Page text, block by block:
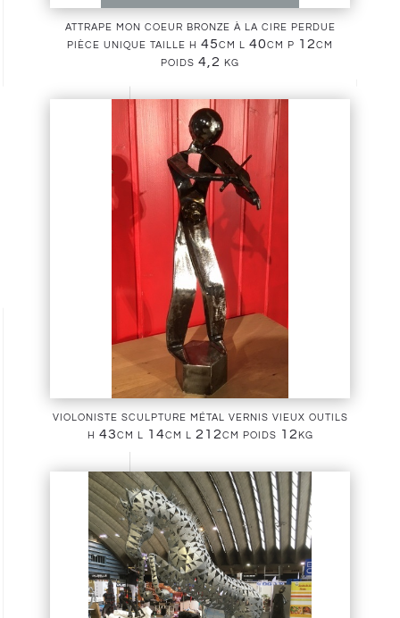
attrape mon coeur bronze à la cire perdue
pièce unique taille h 45cm l 40cm p 12cm
poids 4,2 kg
violoniste sculpture métal vernis vieux outils
h 43cm l 14cm l 212cm poids 12kg